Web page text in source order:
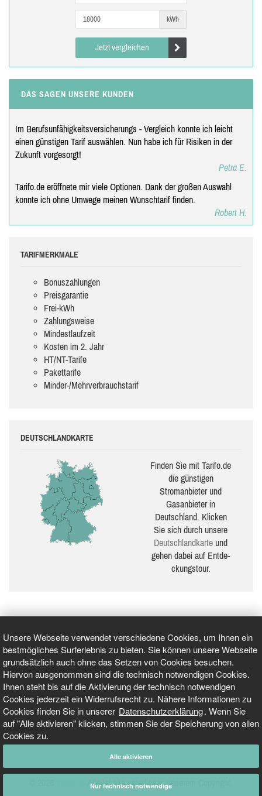
Unsere Webseite verwendet verschiedene Cookies, um Ihnen ein
bestmögliches Surferlebnis zu bieten. Sie können unsere Webseite
grundsätzlich auch ohne das Setzen von Cookies besuchen.
Hiervon ausgenommen sind die technisch notwendigen Cookies.
Ihnen steht bis auf die Aktivierung der technisch notwendigen
Cookies jederzeit ein Widerrufsrecht zu. Nähere Informationen zu
Cookies finden Sie in unserer Datenschutzerklärung. Wenn Sie
auf "Alle aktivieren" klicken, stimmen Sie der Speicherung von allen
Cookies zu.
Alle aktivieren
Nur technisch notwendige
kWh
Jetzt vergleichen
DAS SAGEN UNSERE KUNDEN
Im Berufsunfähigkeitsversicherungs - Vergleich konnte ich leicht
einen günstigen Tarif auswählen. Nun habe ich für Risiken in der
Zukunft vorgesorgt!
Petra E.
Tarifo.de eröffnete mir viele Optionen. Dank der großen Auswahl
konnte ich ohne Umwege meinen Wunschtarif finden.
Robert H.
TARIFMERKMALE
Bonuszahlungen
Preisgarantie
Frei-kWh
Zahlungsweise
Mindestlaufzeit
Kosten im 2. Jahr
HT/NT-Tarife
Pakettarife
Minder-/Mehrverbrauchstarif
DEUTSCHLANDKARTE
Finden Sie mit Tarifo.de
die güns­ti­gen
Stromanbieter und
Gasanbieter in
Deutschland. Klicken
Sie sich durch unsere
Deutsch­land­karte und
gehen dabei auf Ent­de­
ckungs­tour.
GEPRÜFT UND ZERTIFIZIERT
AKTUELLE NACHRICHTEN
TARIFO.DE
Alle Inhalte unterliegen unserem Copyright.